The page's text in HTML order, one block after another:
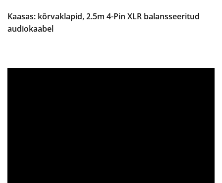
Kaasas: kõrvaklapid, 2.5m 4-Pin XLR balansseeritud
audiokaabel